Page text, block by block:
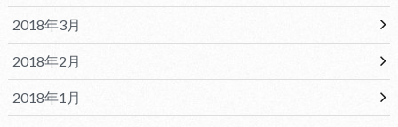
2018年3月
2018年2月
2018年1月